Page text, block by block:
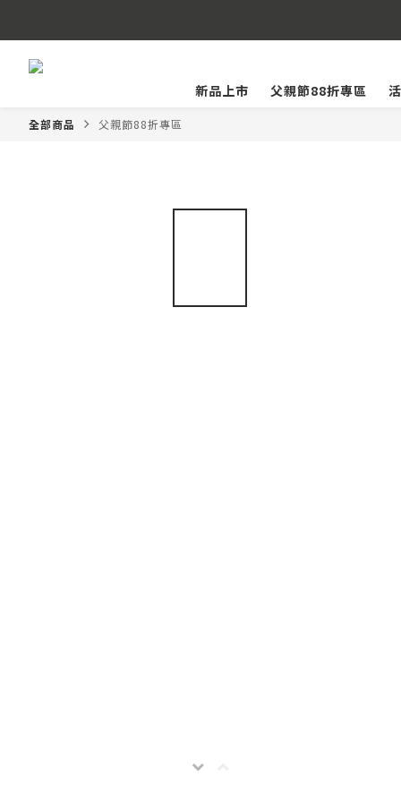
新品上市
父親節88折專區
全部商品 父親節88折專區